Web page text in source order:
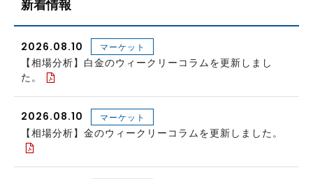
新着情報
2026.08.10 マーケット
【相場分析】白金のウィークリーコラムを更新しまし
た。
2026.08.10 マーケット
【相場分析】金のウィークリーコラムを更新しました。